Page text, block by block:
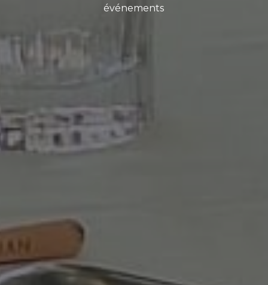
événements